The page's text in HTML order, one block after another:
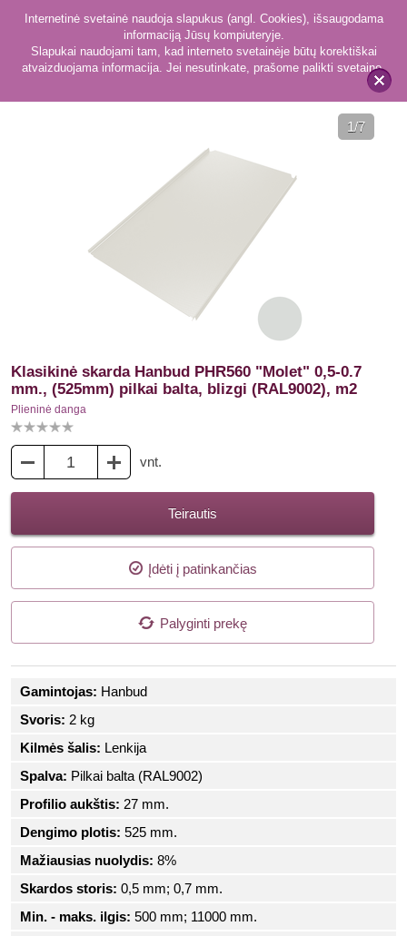
x
Internetinė svetainė naudoja slapukus (angl. Cookies), išsaugodama
informaciją Jūsų kompiuteryje.
Slapukai naudojami tam, kad interneto svetainėje būtų korektiškai
atvaizduojama informacija. Jei nesutinkate, prašome palikti svetainę.
Plieninė danga 416
1/7
Klasikinė skarda Hanbud PHR560 "Molet" 0,5-0.7
mm., (525mm) pilkai balta, blizgi (RAL9002), m2
Plieninė danga
vnt.
Teirautis
Įdėti į patinkančias
Palyginti prekę
Gamintojas: Hanbud
Svoris: 2 kg
Kilmės šalis: Lenkija
Spalva: Pilkai balta (RAL9002)
Profilio aukštis: 27 mm.
Dengimo plotis: 525 mm.
Mažiausias nuolydis: 8%
Skardos storis: 0,5 mm; 0,7 mm.
Min. - maks. ilgis: 500 mm; 11000 mm.